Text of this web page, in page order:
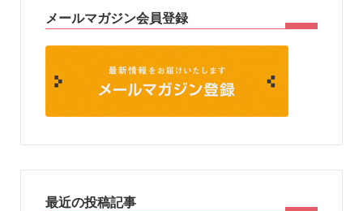
メールマガジン会員登録
最近の投稿記事